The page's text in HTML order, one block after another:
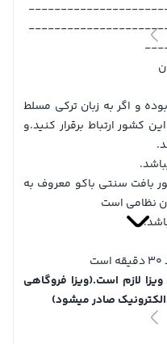
و اگر به زبان ترکی مسلط
کشور ارتباط برقرار کنید.و
بافت سنتی باکو معروف به
نظامی است
لازم است.(ویزا فروگاهی
صادر میشود)